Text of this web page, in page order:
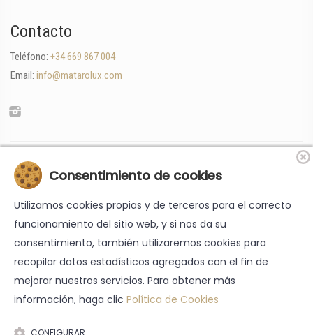
Contacto
Teléfono: +34 669 867 004
Email: info@matarolux.com
Nota legal-Cookies-Política de Privacidad-Accesibilidad
Consentimiento de cookies
Utilizamos cookies propias y de terceros para el correcto
funcionamiento del sitio web, y si nos da su
consentimiento, también utilizaremos cookies para
recopilar datos estadísticos agregados con el fin de
mejorar nuestros servicios. Para obtener más
información, haga clic Política de Cookies
CONFIGURAR